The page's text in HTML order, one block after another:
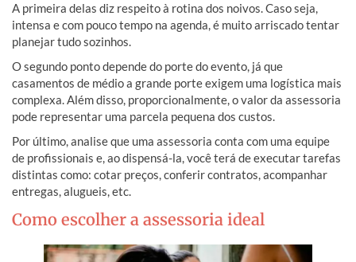
A primeira delas diz respeito à rotina dos noivos. Caso seja,
intensa e com pouco tempo na agenda, é muito arriscado tentar
planejar tudo sozinhos.
O segundo ponto depende do porte do evento, já que
casamentos de médio a grande porte exigem uma logística mais
complexa. Além disso, proporcionalmente, o valor da assessoria
pode representar uma parcela pequena dos custos.
Por último, analise que uma assessoria conta com uma equipe
de profissionais e, ao dispensá-la, você terá de executar tarefas
distintas como: cotar preços, conferir contratos, acompanhar
entregas, alugueis, etc.
Como escolher a assessoria ideal